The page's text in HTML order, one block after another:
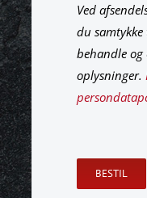
Ved
du
behandle
oplysninger.
leave
this